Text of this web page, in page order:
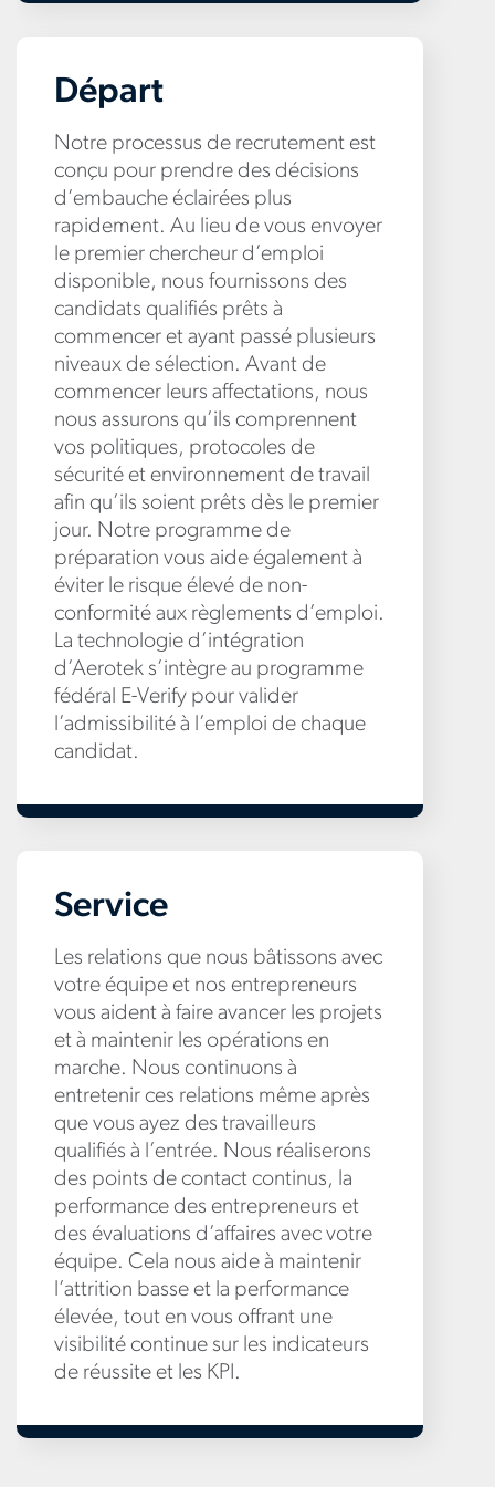
Départ
Notre processus de recrutement est
conçu pour prendre des décisions
d’embauche éclairées plus
rapidement. Au lieu de vous envoyer
le premier chercheur d’emploi
disponible, nous fournissons des
candidats qualifiés prêts à
commencer et ayant passé plusieurs
niveaux de sélection. Avant de
commencer leurs affectations, nous
nous assurons qu’ils comprennent
vos politiques, protocoles de
sécurité et environnement de travail
afin qu’ils soient prêts dès le premier
jour. Notre programme de
préparation vous aide également à
éviter le risque élevé de non-
conformité aux règlements d’emploi.
La technologie d’intégration
d’Aerotek s’intègre au programme
fédéral E-Verify pour valider
l’admissibilité à l’emploi de chaque
candidat.
Service
Les relations que nous bâtissons avec
votre équipe et nos entrepreneurs
vous aident à faire avancer les projets
et à maintenir les opérations en
marche. Nous continuons à
entretenir ces relations même après
que vous ayez des travailleurs
qualifiés à l’entrée. Nous réaliserons
des points de contact continus, la
performance des entrepreneurs et
des évaluations d’affaires avec votre
équipe. Cela nous aide à maintenir
l’attrition basse et la performance
élevée, tout en vous offrant une
visibilité continue sur les indicateurs
de réussite et les KPI.